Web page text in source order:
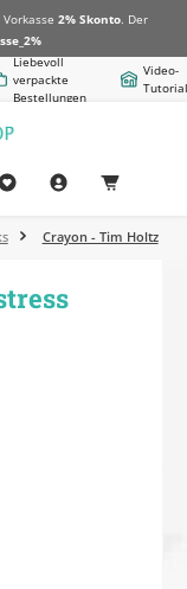
2% Skonto. Der
Liebevoll
verpackte
Bestellungen
Video-
Crayon - Tim Holtz